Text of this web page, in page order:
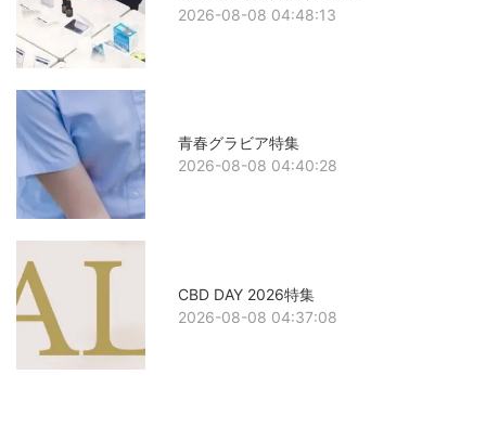
2026-08-08 04:48:13
青春グラビア特集
2026-08-08 04:40:28
CBD DAY 2026特集
2026-08-08 04:37:08